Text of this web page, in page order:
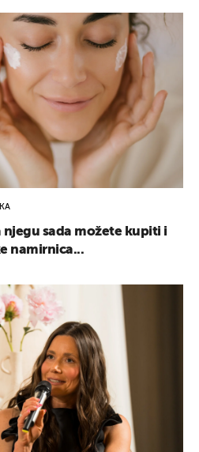
sada možete kupiti i
namirnica...